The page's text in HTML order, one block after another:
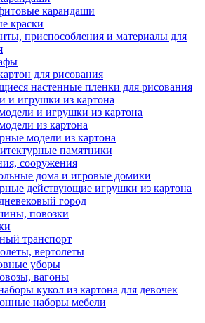
карандаши
краски
приспособления и материалы для
для рисования
настенные пленки для рисования
и игрушки из картона
и игрушки из картона
из картона
модели из картона
памятники
сооружения
дома и игровые домики
действующие игрушки из картона
город
повозки
транспорт
вертолеты
уборы
вагоны
кукол из картона для девочек
наборы мебели